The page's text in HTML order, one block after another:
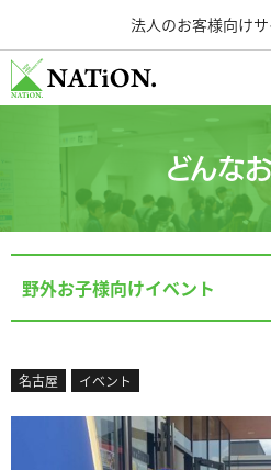
法人のお客様向け
どんな
野外お子様向けイベント
名古屋
イベント